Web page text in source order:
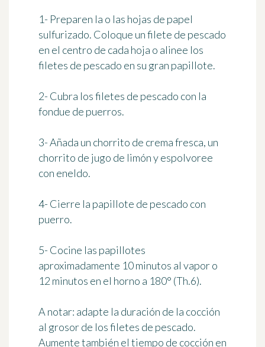
1- Preparen la o las hojas de papel
sulfurizado. Coloque un filete de pescado
en el centro de cada hoja o alinee los
filetes de pescado en su gran papillote.
2- Cubra los filetes de pescado con la
fondue de puerros.
3- Añada un chorrito de crema fresca, un
chorrito de jugo de limón y espolvoree
con eneldo.
4- Cierre la papillote de pescado con
puerro.
5- Cocine las papillotes
aproximadamente 10 minutos al vapor o
12 minutos en el horno a 180° (Th.6).
A notar: adapte la duración de la cocción
al grosor de los filetes de pescado.
Aumente también el tiempo de cocción en